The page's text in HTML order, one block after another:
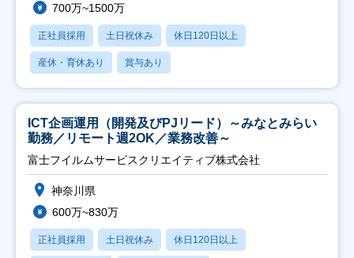
700万~1500万
正社員採用 土日祝休み 休日120日以上
産休・育休あり 賞与あり
ICT企画運用（開発及びPJリード）～みなとみらい
勤務／リモート週2OK／業務改善～
富士フイルムサービスクリエイティブ株式会社
神奈川県
600万~830万
正社員採用 土日祝休み 休日120日以上